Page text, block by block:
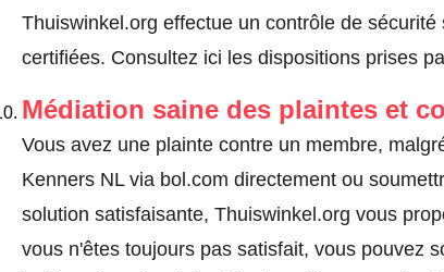
Thuiswinkel.org effectue un contrôle de
certifiées. Consultez ici les dispositions prises
Médiation saine des plaintes et
Vous avez une plainte contre un membre,
Kenners NL via bol.com directement ou
solution satisfaisante, Thuiswinkel.org vous
vous n'êtes toujours pas satisfait, vous pouvez